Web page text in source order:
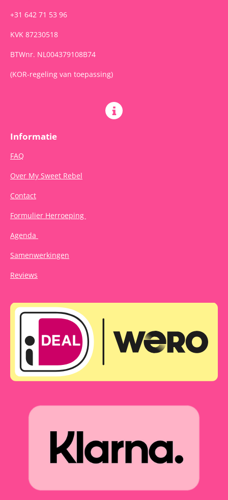
+31 642 71 53 96
KVK 87230518
BTWnr. NL004379108B74
(KOR-regeling van toepassing)
Informatie
FAQ
Over My Sweet Rebel
Contact
Formulier Herroeping
Agenda
Samenwerkingen
Reviews